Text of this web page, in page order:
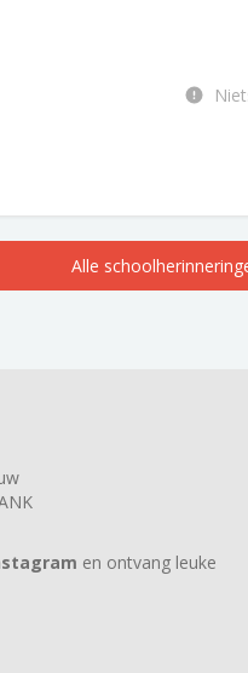
Alle
en ontvang leuke